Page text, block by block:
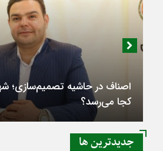
اصناف در حاشیه تصمیم‌سازی؛
کجا می‌رسد؟
جديدترين ها